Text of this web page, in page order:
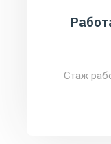
Стаж